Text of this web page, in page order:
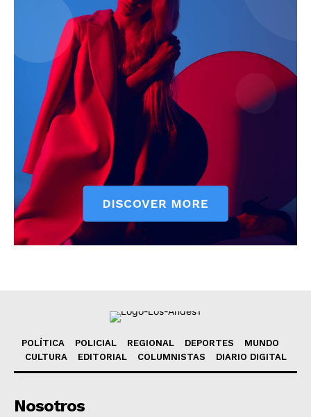
POLÍTICA POLICIAL REGIONAL DEPORTES
MUNDO
CULTURA
EDITORIAL COLUMNISTAS DIARIO DIGITAL
Nosotros